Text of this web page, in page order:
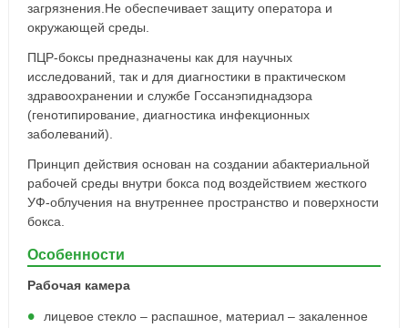
загрязнения.Не обеспечивает защиту оператора и
окружающей среды.
ПЦР-боксы предназначены как для научных
исследований, так и для диагностики в практическом
здравоохранении и службе Госсанэпиднадзора
(генотипирование, диагностика инфекционных
заболеваний).
Принцип действия основан на создании абактериальной
рабочей среды внутри бокса под воздействием жесткого
УФ-облучения на внутреннее пространство и поверхности
бокса.
Особенности
Рабочая камера
лицевое стекло – распашное, материал – закаленное